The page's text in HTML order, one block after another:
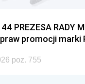
PREZESA RADY
promocji marki
poz. 755